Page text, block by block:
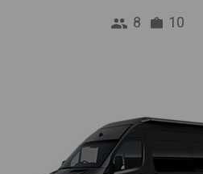
8 10